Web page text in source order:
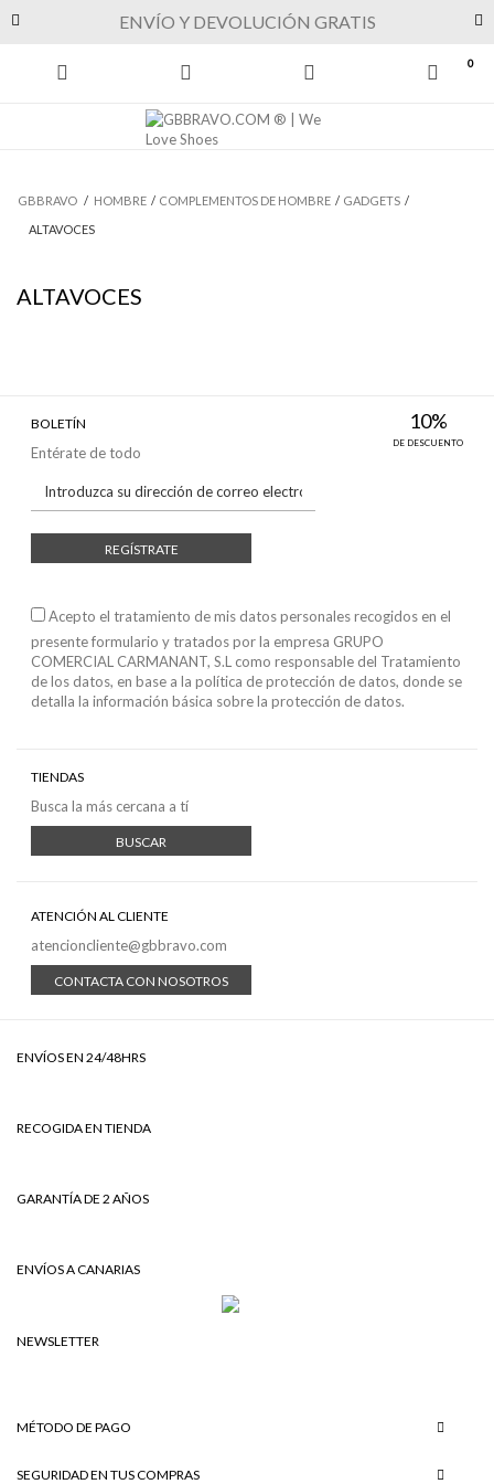
ENVÍO Y DEVOLUCIÓN GRATIS Next
0
GBBRAVO / HOMBRE / COMPLEMENTOS DE HOMBRE / GADGETS /
ALTAVOCES
ALTAVOCES
10%
DE DESCUENTO
BOLETÍN
Entérate de todo
REGÍSTRATE
Acepto el tratamiento de mis datos personales recogidos en el
presente formulario y tratados por la empresa GRUPO
COMERCIAL CARMANANT, S.L como responsable del Tratamiento
de los datos, en base a la política de protección de datos, donde se
detalla la información básica sobre la protección de datos.
TIENDAS
Busca la más cercana a tí
BUSCAR
ATENCIÓN AL CLIENTE
atencioncliente@gbbravo.com
CONTACTA CON NOSOTROS
ENVÍOS EN 24/48HRS
RECOGIDA EN TIENDA
GARANTÍA DE 2 AÑOS
ENVÍOS A CANARIAS
NEWSLETTER
MÉTODO DE PAGO
SEGURIDAD EN TUS COMPRAS